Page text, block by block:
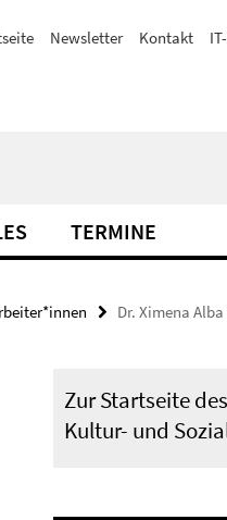
Newsletter Kontakt
TERMINE
Dr. Ximena
Zur Startseite
Kultur- und